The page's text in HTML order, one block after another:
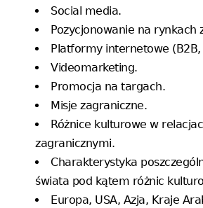
Social media.
Pozycjonowanie na rynkach
Platformy internetowe (B2B,
Videomarketing.
Promocja na targach.
Misje zagraniczne.
Różnice kulturowe w
zagranicznymi.
Charakterystyka
świata pod kątem różnic
Europa, USA, Azja, Kraje